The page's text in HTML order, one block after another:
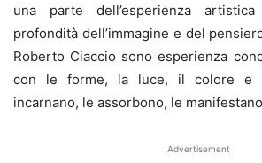
una parte dell’esperienza
profondità dell’immagine e del
Roberto Ciaccio sono esperienza
con le forme, la luce, il colore e
incarnano, le assorbono, le
Advertisement